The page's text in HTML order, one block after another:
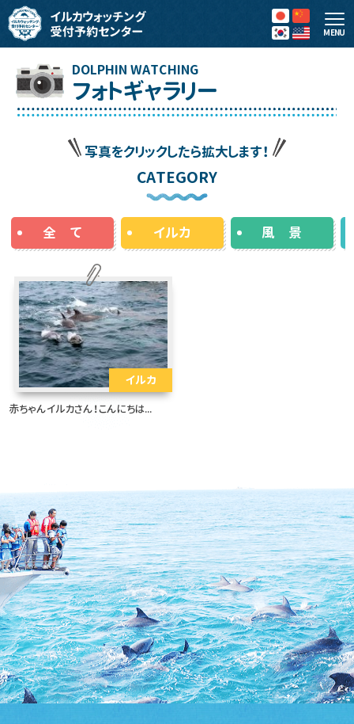
MENU
フォトギャラリー
写真をクリックしたら拡大します！
CATEGORY
全 て イルカ 風 景
イルカ
赤ちゃんイルカさん！こんにちは...